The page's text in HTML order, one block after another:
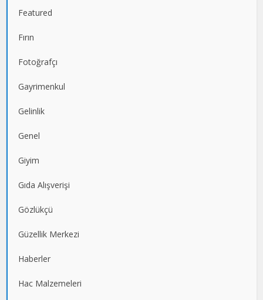
Featured
Fırın
Fotoğrafçı
Gayrimenkul
Gelinlik
Genel
Giyim
Gıda Alışverişi
Gözlükçü
Güzellik Merkezi
Haberler
Hac Malzemeleri